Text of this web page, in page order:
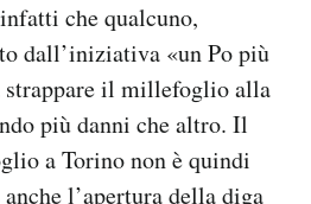
che qualcuno,
dall’iniziativa «un Po più
strappare il millefoglio alla
più danni che altro. Il
a Torino non è quindi
l’apertura della diga